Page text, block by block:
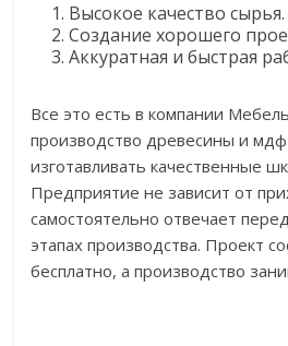
Высокое качество сырья.
Создание хорошего
Аккуратная и быстрая
Все это есть в компании
производство древесины и мдф
изготавливать качественные
Предприятие не зависит от
самостоятельно отвечает
этапах производства. Проект
бесплатно, а производство